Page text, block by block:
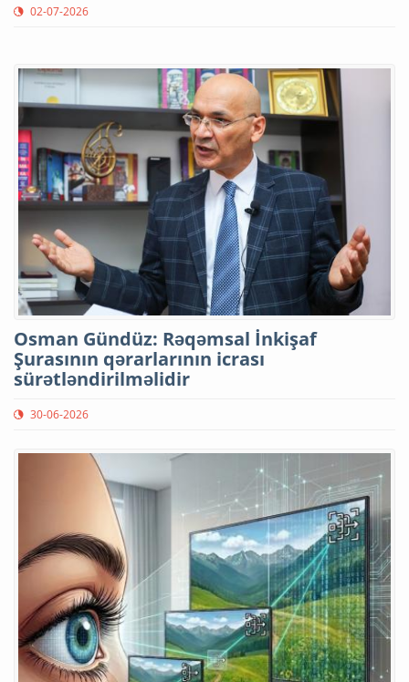
02-07-2026
Osman Gündüz: Rəqəmsal İnkişaf
Şurasının qərarlarının icrası
sürətləndirilməlidir
30-06-2026